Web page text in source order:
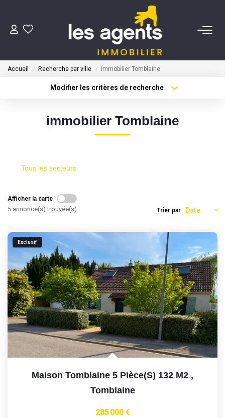
ACHETER
Accueil Recherche par ville immobilier Tomblaine
Modifier les critères de recherche
Type de bienimmobilier Tomblaine
Tous les secteurs
Afficher la carte
5 annonce(s) trouvée(s) Trier par
Exclusif
Maison Tomblaine 5 Pièce(s) 132 M2 ,
Tomblaine
285 000 €